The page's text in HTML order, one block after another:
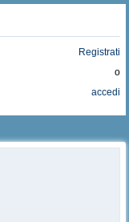
Registrati
o
accedi